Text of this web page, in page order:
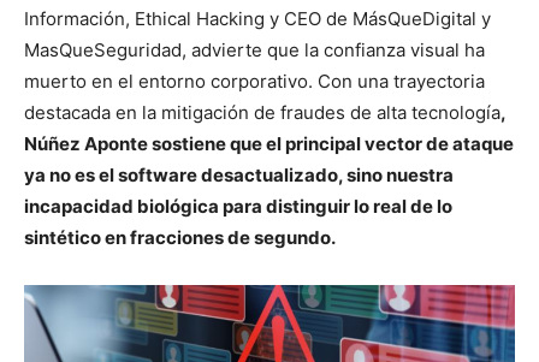
Información, Ethical Hacking y CEO de MásQueDigital y
MasQueSeguridad, advierte que la confianza visual ha
muerto en el entorno corporativo. Con una trayectoria
destacada en la mitigación de fraudes de alta tecnología,
Núñez Aponte sostiene que el principal vector de ataque
ya no es el software desactualizado, sino nuestra
incapacidad biológica para distinguir lo real de lo
sintético en fracciones de segundo.